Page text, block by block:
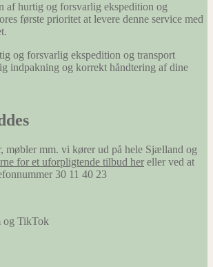
af hurtig og forsvarlig ekspedition og
første prioritet at levere denne service med
og forsvarlig ekspedition og transport
indpakning og korrekt håndtering af dine
møbler mm. vi kører ud på hele Sjælland og
for et uforpligtende tilbud her eller ved at
30 11 40 23
og TikTok